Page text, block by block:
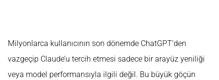
Milyonlarca kullanıcının son dönemde ChatGPT’den
vazgeçip Claude’u tercih etmesi sadece bir arayüz yeniliği
veya model performansıyla ilgili değil. Bu büyük göçün